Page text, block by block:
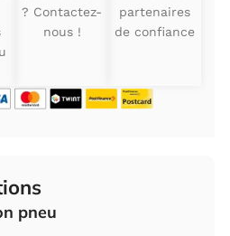
? Contactez-
nous !
partenaires
de confiance
pneu